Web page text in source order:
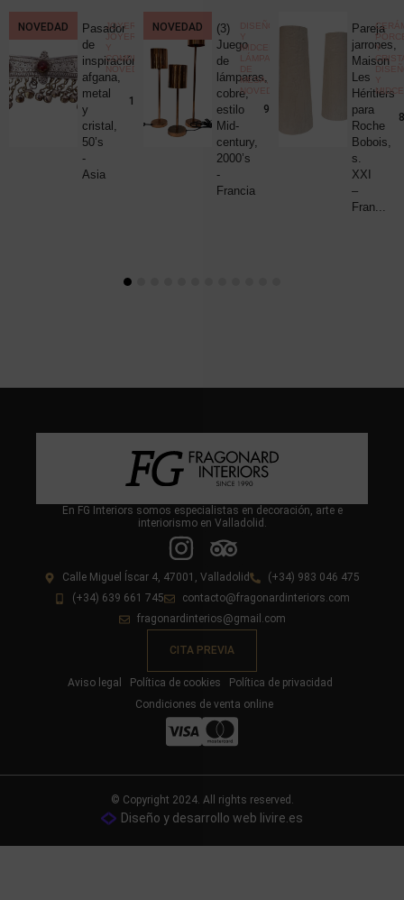
,
€
NOVEDAD
Pasador
de
inspiración
afgana,
metal
y
cristal,
50’s
-
Asia
JOYERÍA
JOYERÍA
Y
COMPLEMENTOS
NOVEDADES
190,00
NOVEDAD
(3)
Juego
de
lámparas,
cobre,
estilo
Mid-
century,
2000’s
-
Francia
DISEÑO
Y
MIDCENTURY
LÁMPARAS
DE
MESA,
NOVEDADES
980,00
Pareja
jarrones,
Maison
Les
Héritiers
para
Roche
Bobois,
s.
XXI
–
Fran...
Y
Y
En FG Interiors somos especialistas en decoración, arte e
interiorismo en Valladolid.
Calle Miguel Íscar 4, 47001, Valladolid
(+34) 983 046 475
(+34) 639 661 745
contacto@fragonardinteriors.com
fragonardinterios@gmail.com
CITA PREVIA
Aviso legal Política de cookies
Política de privacidad
Condiciones de venta online
© Copyright 2024. All rights reserved.
Diseño y desarrollo web livire.es